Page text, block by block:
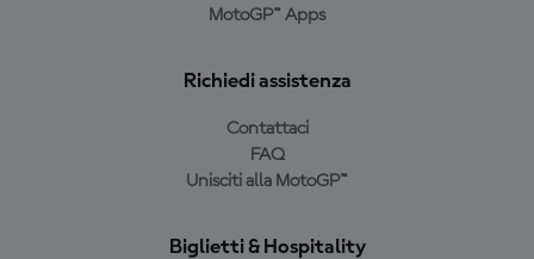
MotoGP™ Apps
Richiedi assistenza
Contattaci
FAQ
Unisciti alla MotoGP™
Biglietti & Hospitality